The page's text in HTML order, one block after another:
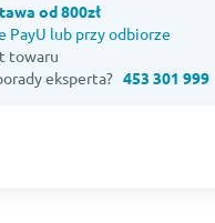
od 800zł
PayU lub przy odbiorze
towaru
eksperta? 453 301 999